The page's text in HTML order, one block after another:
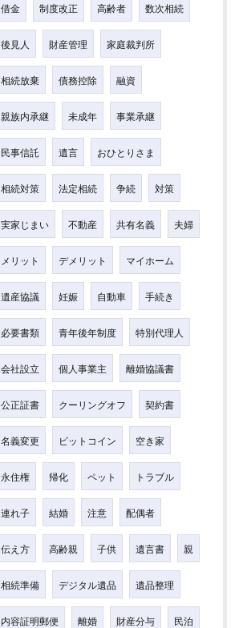
借金 制度改正 高齢者 数次相続
後見人 財産管理 家庭裁判所
相続放棄 債務控除 融資
親族内承継 未成年 事業承継
民事信託 遺言 おひとりさま
相続対策 法定相続 争続 対策
実家じまい 不動産 共有名義 夫婦
メリット デメリット マイホーム
遺産協議 妊娠 自動車 手続き
必要書類 青年後年制度 特別代理人
会社設立 個人事業主 離婚協議書
公正証書 クーリングオフ 契約書
名義変更 ビットコイン 空き家
永住権 帰化 ペット トラブル
連れ子 結婚 注意 配偶者
伝え方 高齢親 子供 遺言書 親
相続準備 デジタル遺品 遺品整理
内容証明郵便 離婚 財産分与 民泊